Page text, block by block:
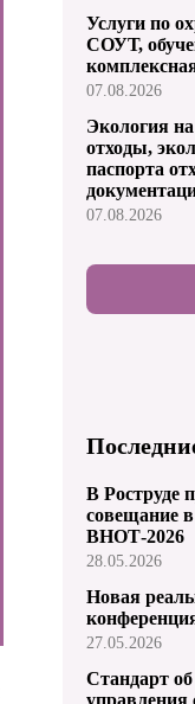
Услуги по
СОУТ,
07.08.2026
Экология
отходы,
паспорта
07.08.2026
В Роструде
совещание
ВНОТ-2026
28.05.2026
Новая
27.05.2026
Стандарт
управления